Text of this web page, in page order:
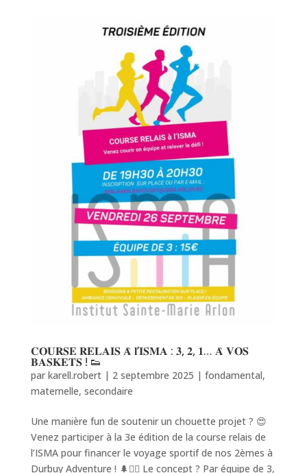
𝐂𝐎𝐔𝐑𝐒𝐄 𝐑𝐄𝐋𝐀𝐈𝐒 𝐀̀ 𝐥’𝐈𝐒𝐌𝐀 : 𝟑, 𝟐, 𝟏… 𝐀̀ 𝐕𝐎𝐒
𝐁𝐀𝐒𝐊𝐄𝐓𝐒 ! 👟
par karell.robert| 2 septembre 2025 | fondamental,
maternelle, secondaire
Une manière fun de soutenir un chouette projet ? 😍
Venez participer à la 3e édition de la course relais de
l’ISMA pour financer le voyage sportif de nos 2èmes à
Durbuy Adventure ! 🌲🧗‍♂️ Le concept ? Par équipe de 3,